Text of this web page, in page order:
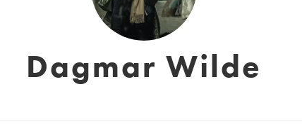
Dagmar Wilde